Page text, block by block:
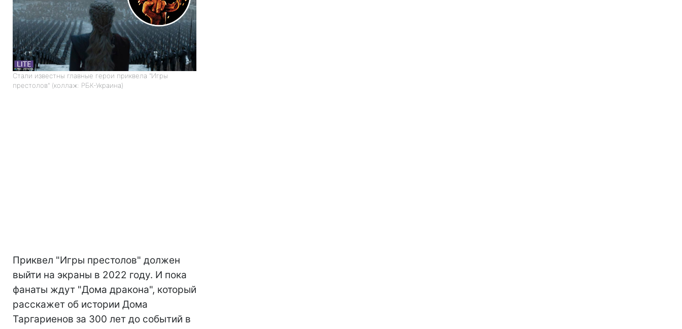
Стали известны главные герои приквела "Игры
престолов" (коллаж: РБК-Украина)
Приквел "Игры престолов" должен
выйти на экраны в 2022 году. И пока
фанаты ждут "Дома дракона", который
расскажет об истории Дома
Таргариенов за 300 лет до событий в